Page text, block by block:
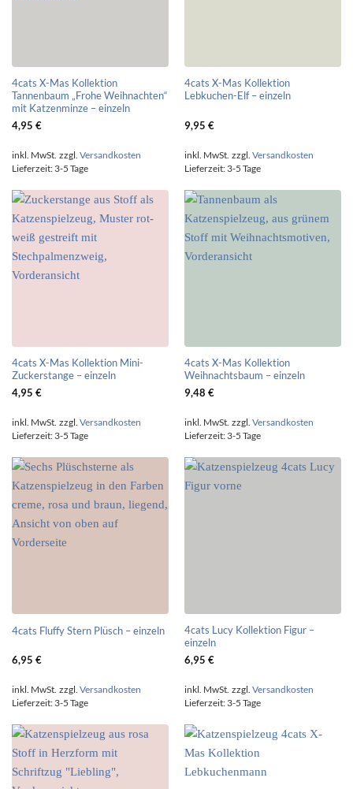
4cats X-Mas Kollektion
Tannenbaum „Frohe Weihnachten“
mit Katzenminze – einzeln
4,95 €
inkl. MwSt. zzgl. Versandkosten
Lieferzeit: 3-5 Tage
4cats X-Mas Kollektion
Lebkuchen-Elf – einzeln
9,95 €
inkl. MwSt. zzgl. Versandkosten
Lieferzeit: 3-5 Tage
4cats X-Mas Kollektion Mini-
Zuckerstange – einzeln
4,95 €
inkl. MwSt. zzgl. Versandkosten
Lieferzeit: 3-5 Tage
4cats X-Mas Kollektion
Weihnachtsbaum – einzeln
9,48 €
inkl. MwSt. zzgl. Versandkosten
Lieferzeit: 3-5 Tage
4cats Fluffy Stern Plüsch – einzeln
6,95 €
inkl. MwSt. zzgl. Versandkosten
Lieferzeit: 3-5 Tage
4cats Lucy Kollektion Figur –
einzeln
6,95 €
inkl. MwSt. zzgl. Versandkosten
Lieferzeit: 3-5 Tage